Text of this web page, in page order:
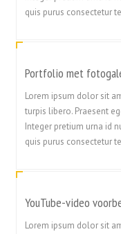
quis purus consectetur
Portfolio met
Lorem ipsum dolor sit
turpis libero. Praesent
Integer pretium urna id
quis purus consectetur
YouTube-video
Lorem ipsum dolor sit